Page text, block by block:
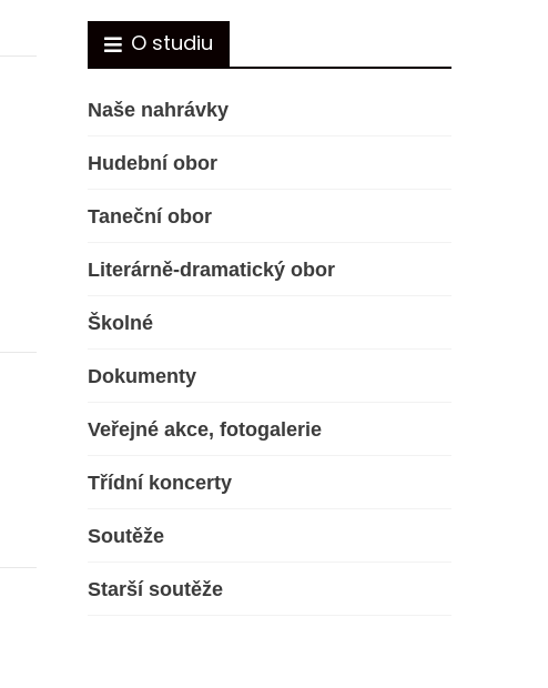
O studiu
Naše nahrávky
Hudební obor
Taneční obor
Literárně-dramatický obor
Školné
Dokumenty
Veřejné akce, fotogalerie
Třídní koncerty
Soutěže
Starší soutěže